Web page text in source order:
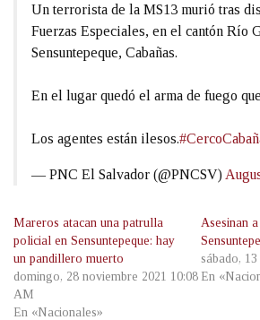
Un terrorista de la MS13 murió tras
Fuerzas Especiales, en el cantón Río
Sensuntepeque, Cabañas.
En el lugar quedó el arma de fuego
Los agentes están ilesos.
— PNC El Salvador (@PNCSV)
Mareros atacan una patrulla
policial en Sensuntepeque: hay
un pandillero muerto
domingo, 28 noviembre 2021 10:08
AM
En «Nacionales»
Asesinan
sábado,
En